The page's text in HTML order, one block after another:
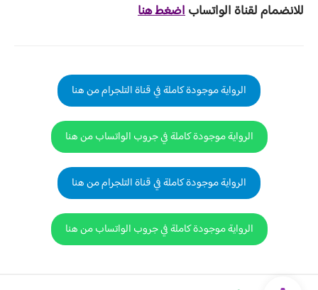
للانضمام لقناة الواتساباضغط هنا
الرواية موجودة كاملة في قناة التلجرام من هنا
الرواية موجودة كاملة في جروب الواتساب من هنا
الرواية موجودة كاملة في قناة التلجرام من هنا
الرواية موجودة كاملة في جروب الواتساب من هنا